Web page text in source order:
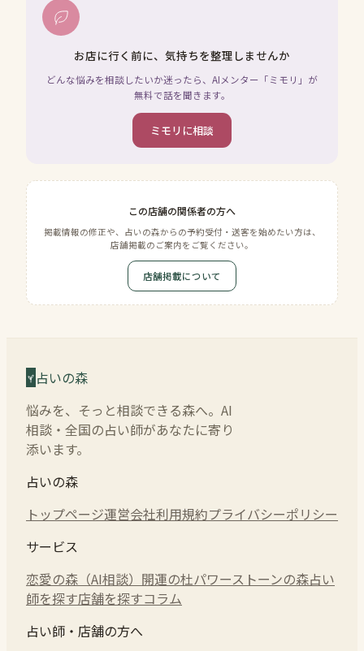
お店に行く前に、気持ちを整理しませんか
どんな悩みを相談したいか迷ったら、AIメンター「ミモリ」が
無料で話を聞きます。
ミモリに相談
この店舗の関係者の方へ
掲載情報の修正や、占いの森からの予約受付・送客を始めたい方は、
店舗掲載のご案内をご覧ください。
店舗掲載について
占いの森
悩みを、そっと相談できる森へ。AI
相談・全国の占い師があなたに寄り
添います。
占いの森
トップページ運営会社利用規約プライバシーポリシー
サービス
恋愛の森（AI相談） 開運の杜パワーストーンの森占い
師を探す店舗を探すコラム
占い師・店舗の方へ